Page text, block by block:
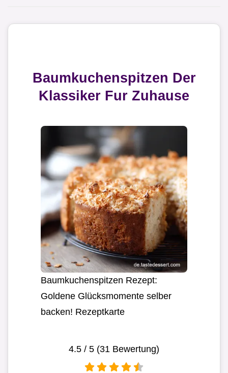
Baumkuchenspitzen Der
Klassiker Fur Zuhause
Baumkuchenspitzen Rezept:
Goldene Glücksmomente selber
backen! Rezeptkarte
4.5 / 5 (31 Bewertung)